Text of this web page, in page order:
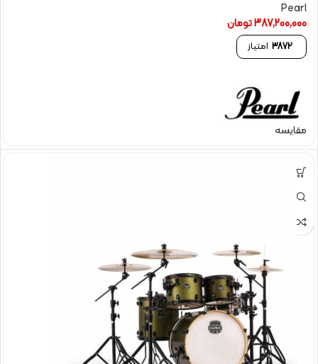
Pearl
387,200,000تومان
3872 امتیاز
مقایسه